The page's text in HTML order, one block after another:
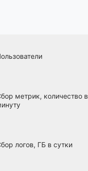
метрик, количество в
логов, ГБ в сутки